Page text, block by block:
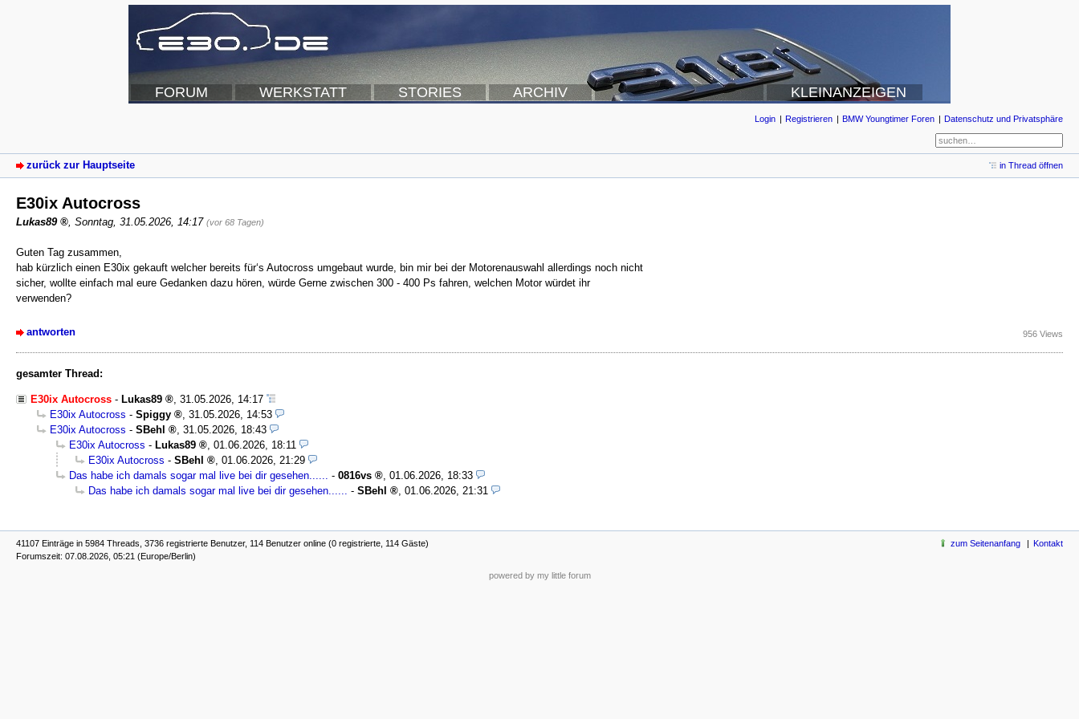
FORUM WERKSTATT STORIES ARCHIV KLEINANZEIGEN
Login Registrieren BMW Youngtimer Foren Datenschutz und Privatsphäre
zurück zur Hauptseite in Thread öffnen
E30ix Autocross
Lukas89 Sonntag, 31.05.2026, 14:17 (vor 68 Tagen)
Guten Tag zusammen,
hab kürzlich einen E30ix gekauft welcher bereits für‘s Autocross umgebaut wurde, bin mir bei der Motorenauswahl allerdings noch nicht
sicher, wollte einfach mal eure Gedanken dazu hören, würde Gerne zwischen 300 - 400 Ps fahren, welchen Motor würdet ihr
verwenden?
antworten 956 Views
gesamter Thread:
E30ix Autocross - Lukas89
31.05.2026, 14:17
E30ix Autocross - Spiggy
31.05.2026, 14:53
E30ix Autocross - SBehl
31.05.2026, 18:43
E30ix Autocross - Lukas89
01.06.2026, 18:11
E30ix Autocross - SBehl
01.06.2026, 21:29
Das habe ich damals sogar mal live bei dir gesehen......
- 0816vs
01.06.2026, 18:33
Das habe ich damals sogar mal live bei dir gesehen......
- SBehl 01.06.2026, 21:31
41107 Einträge in 5984 Threads, 3736 registrierte Benutzer, 114 Benutzer online (0 registrierte, 114 Gäste)
Forumszeit: 07.08.2026, 05:21 (Europe/Berlin)
zum Seitenanfang Kontakt
powered by my little forum